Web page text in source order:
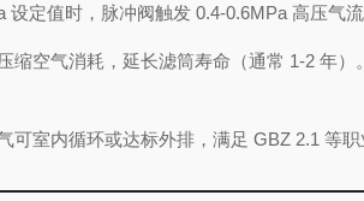
定值时，脉冲阀触发 0.4-0.6MPa 高压气
空气消耗，延长滤筒寿命（通常 1-2 年）。
室内循环或达标外排，满足 GBZ 2.1 等职